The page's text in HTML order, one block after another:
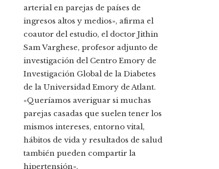
arterial en parejas de países de
ingresos altos y medios», afirma el
coautor del estudio, el doctor Jithin
Sam Varghese, profesor adjunto de
investigación del Centro Emory de
Investigación Global de la Diabetes
de la Universidad Emory de Atlant.
«Queríamos averiguar si muchas
parejas casadas que suelen tener los
mismos intereses, entorno vital,
hábitos de vida y resultados de salud
también pueden compartir la
hipertensión».